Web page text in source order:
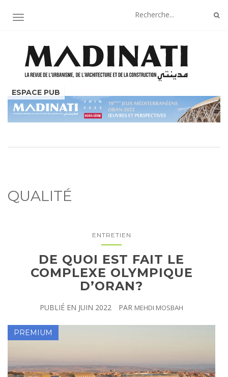
AFFICHER/MASQUER LA NAVIGATION
QUALITÉ
ENTRETIEN
DE QUOI EST FAIT LE
COMPLEXE OLYMPIQUE
D’ORAN?
PUBLIÉ EN JUIN 2022 PAR MEHDI MOSBAH